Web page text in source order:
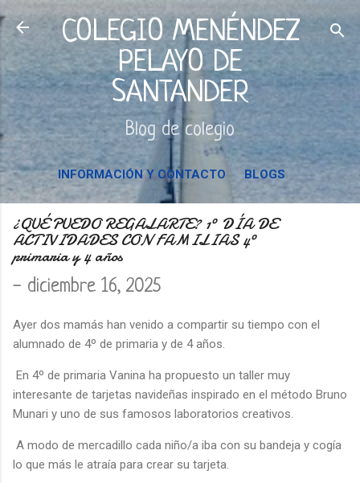
Ir al contenido principal
COLEGIO MENÉNDEZ
PELAYO DE
SANTANDER
Blog de colegio
INFORMACIÓN Y CONTACTO BLOGS
¿QUÉ PUEDO REGALARTE? 1º DÍA DE
ACTIVIDADES CON FAMILIAS 4º
primaria y 4 años
- diciembre 16, 2025
Ayer dos mamás han venido a compartir su tiempo con el
alumnado de 4º de primaria y de 4 años.
En 4º de primaria Vanina ha propuesto un taller muy
interesante de tarjetas navideñas inspirado en el método Bruno
Munari y uno de sus famosos laboratorios creativos.
A modo de mercadillo cada niño/a iba con su bandeja y cogía
lo que más le atraía para crear su tarjeta.